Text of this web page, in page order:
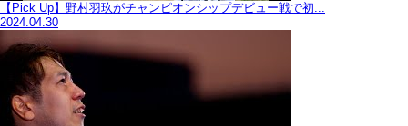
【Pick Up】野村羽玖がチャンピオンシップデビュー戦で初...
2024.04.30